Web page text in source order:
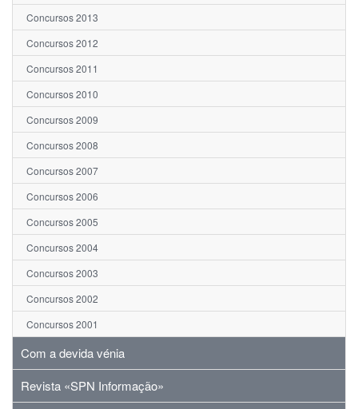
Concursos 2013
Concursos 2012
Concursos 2011
Concursos 2010
Concursos 2009
Concursos 2008
Concursos 2007
Concursos 2006
Concursos 2005
Concursos 2004
Concursos 2003
Concursos 2002
Concursos 2001
Com a devida vénia
Revista «SPN Informação»